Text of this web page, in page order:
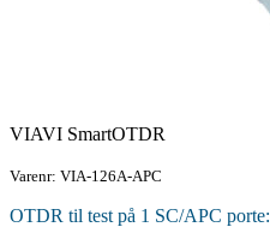
VIAVI SmartOTDR
Varenr: VIA-126A-APC
OTDR til test på 1 SC/APC porte: